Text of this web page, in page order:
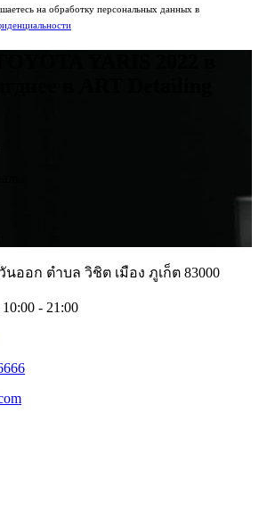
на обработку персональных данных в
นออก ตำบล วิชิต เมือง ภูเก็ต 83000
- 21:00